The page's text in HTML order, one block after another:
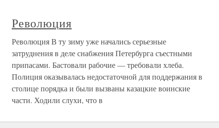
Революция
Революция В ту зиму уже начались серьезные
затруднения в деле снабжения Петербурга съестными
припасами. Бастовали рабочие — требовали хлеба.
Полиция оказывалась недостаточной для поддержания в
столице порядка и были вызваны казацкие воинские
части. Ходили слухи, что в